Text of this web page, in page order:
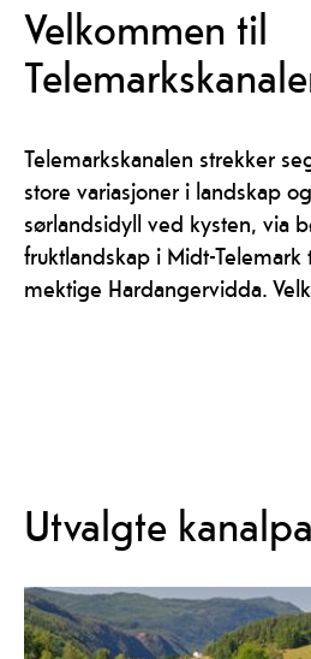
Velkommen til
Telemarkskanalen strekker
store variasjoner i landskap
sørlandsidyll ved kysten, via
fruktlandskap i Midt-
mektige Hardangervidda.
Utvalgte